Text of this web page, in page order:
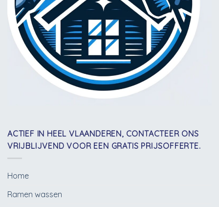
ACTIEF IN HEEL VLAANDEREN, CONTACTEER ONS
VRIJBLIJVEND VOOR EEN GRATIS PRIJSOFFERTE.
Home
Ramen wassen